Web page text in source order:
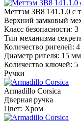
Меттэм 3В8 141.1.0 с
Верхний замковый
Класс безопасности: 3
Тип механизма
Количество ригелей: 4
Диаметр ригеля: 15 мм
Количество ключей: 5
Ручки
Armadillo Corsica
Дверная ручка
Цвет: Хром